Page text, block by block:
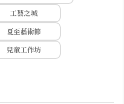
工藝之城
夏至藝術節
兒童工作坊